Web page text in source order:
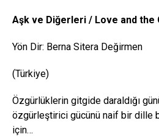
Aşk ve Diğerleri / Love and the
Yön Dir: Berna Sitera Değirmen
(Türkiye)
Özgürlüklerin gitgide daraldığı
özgürleştirici gücünü naif bir dille
için…